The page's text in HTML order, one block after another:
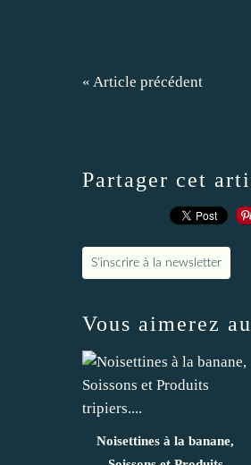
« Article précédent
Partager cet
S'inscrire à la newsletter
Vous aimerez
Noisettines à la banane,